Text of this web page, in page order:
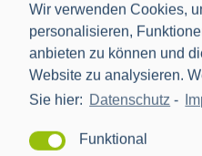
Wir verwenden Cookies,
personalisieren,
anbieten zu können und
Website zu analysieren.
Sie hier: Datenschutz -
Funktional